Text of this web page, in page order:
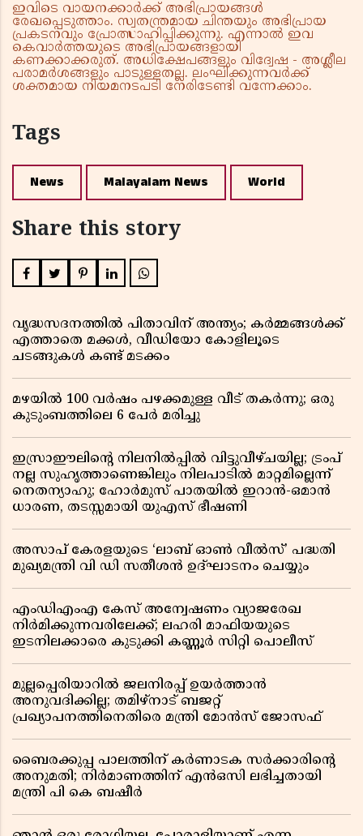
ഇവിടെ വായനക്കാർക്ക് അഭിപ്രായങ്ങൾ
രേഖപ്പെടുത്താം. സ്വതന്ത്രമായ ചിന്തയും അഭിപ്രായ
പ്രകടനവും പ്രോത്സാഹിപ്പിക്കുന്നു. എന്നാൽ ഇവ
കെവാർത്തയുടെ അഭിപ്രായങ്ങളായി
കണക്കാക്കരുത്. അധിക്ഷേപങ്ങളും വിദ്വേഷ - അശ്ലീല
പരാമർശങ്ങളും പാടുള്ളതല്ല. ലംഘിക്കുന്നവർക്ക്
ശക്തമായ നിയമനടപടി നേരിടേണ്ടി വന്നേക്കാം.
Tags
News Malayalam News World
Share this story
വൃദ്ധസദനത്തിൽ പിതാവിന് അന്ത്യം; കർമ്മങ്ങൾക്ക്
എത്താതെ മക്കൾ, വീഡിയോ കോളിലൂടെ
ചടങ്ങുകൾ കണ്ട് മടക്കം
മഴയിൽ 100 വർഷം പഴക്കമുള്ള വീട് തകർന്നു; ഒരു
കുടുംബത്തിലെ 6 പേർ മരിച്ചു
ഇസ്രാഈലിന്റെ നിലനിൽപ്പിൽ വിട്ടുവീഴ്ചയില്ല; ട്രംപ്
നല്ല സുഹൃത്താണെങ്കിലും നിലപാടിൽ മാറ്റമില്ലെന്ന്
നെതന്യാഹു; ഹോർമുസ് പാതയിൽ ഇറാൻ-ഒമാൻ
ധാരണ, തടസ്സമായി യുഎസ് ഭീഷണി
അസാപ് കേരളയുടെ ‘ലാബ് ഓൺ വീൽസ്’ പദ്ധതി
മുഖ്യമന്ത്രി വി ഡി സതീശൻ ഉദ്ഘാടനം ചെയ്യും
എംഡിഎംഎ കേസ് അന്വേഷണം വ്യാജരേഖ
നിർമിക്കുന്നവരിലേക്ക്; ലഹരി മാഫിയയുടെ
ഇടനിലക്കാരെ കുടുക്കി കണ്ണൂർ സിറ്റി പൊലീസ്
മുല്ലപ്പെരിയാറിൽ ജലനിരപ്പ് ഉയർത്താൻ
അനുവദിക്കില്ല; തമിഴ്നാട് ബജറ്റ്
പ്രഖ്യാപനത്തിനെതിരെ മന്ത്രി മോൻസ് ജോസഫ്
ബൈരക്കുപ്പ പാലത്തിന് കർണാടക സർക്കാരിൻ്റെ
അനുമതി; നിർമാണത്തിന് എൻഒസി ലഭിച്ചതായി
മന്ത്രി പി കെ ബഷീർ